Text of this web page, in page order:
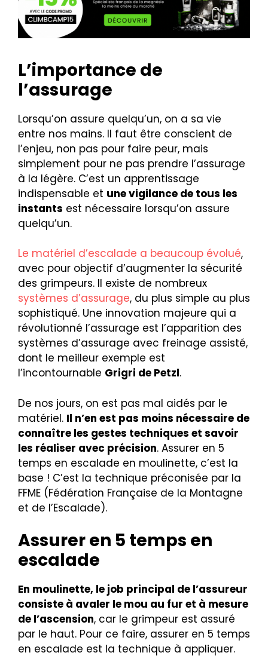
L’importance de
l’assurage
Lorsqu’on assure quelqu’un, on a sa vie
entre nos mains. Il faut être conscient de
l’enjeu, non pas pour faire peur, mais
simplement pour ne pas prendre l’assurage
à la légère. C’est un apprentissage
indispensable et une vigilance de tous les
instants est nécessaire lorsqu’on assure
quelqu’un.
Le matériel d’escalade a beaucoup évolué,
avec pour objectif d’augmenter la sécurité
des grimpeurs. Il existe de nombreux
systèmes d’assurage, du plus simple au plus
sophistiqué. Une innovation majeure qui a
révolutionné l’assurage est l’apparition des
systèmes d’assurage avec freinage assisté,
dont le meilleur exemple est
l’incontournable Grigri de Petzl.
De nos jours, on est pas mal aidés par le
matériel. Il n’en est pas moins nécessaire de
connaître les gestes techniques et savoir
les réaliser avec précision. Assurer en 5
temps en escalade en moulinette, c’est la
base ! C’est la technique préconisée par la
FFME (Fédération Française de la Montagne
et de l’Escalade).
Assurer en 5 temps en
escalade
En moulinette, le job principal de l’assureur
consiste à avaler le mou au fur et à mesure
de l’ascension, car le grimpeur est assuré
par le haut. Pour ce faire, assurer en 5 temps
en escalade est la technique à appliquer.